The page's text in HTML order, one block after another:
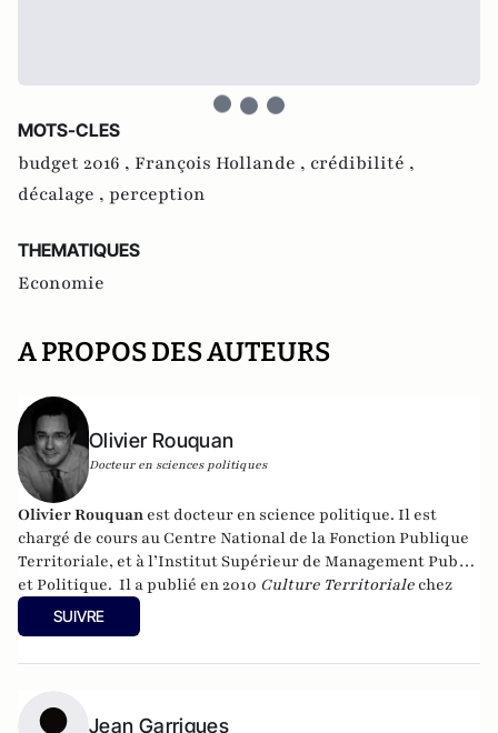
MOTS-CLES
budget 2016 , François Hollande , crédibilité ,
décalage , perception
THEMATIQUES
Economie
A PROPOS DES AUTEURS
Olivier Rouquan
Docteur en sciences politiques
Olivier Rouquan est docteur en science politique. Il est
chargé de cours au Centre National de la Fonction Publique
Territoriale, et à l’Institut Supérieur de Management Public
et Politique. Il a publié en 2010 Culture Territoriale chez
Gualino Editeur,
politiques
, chez Gualino, septembre 2014
SUIVRE
Jean Garrigues